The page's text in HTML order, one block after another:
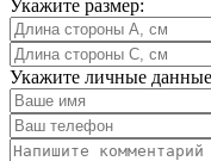
Укажите размер:
Укажите личные